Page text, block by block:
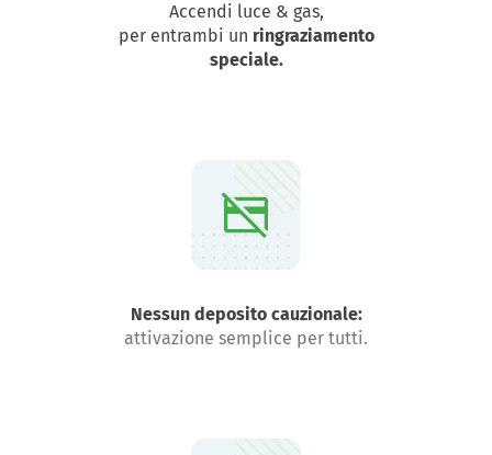
Accendi luce & gas,
per entrambi un ringraziamento
speciale.
Nessun deposito cauzionale:
attivazione semplice per tutti.